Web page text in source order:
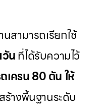
สามารถเรียกใช้
นที่ได้รับความไว้
เครน 80 ตัน ให้
ร้างพื้นฐานระดับ